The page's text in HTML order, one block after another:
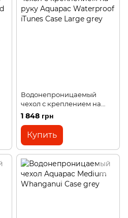
Водонепроницаемый
чехол с креплением на
руку Aquapac Waterproof
iTunes Case Large grey
1 848 грн
Купить